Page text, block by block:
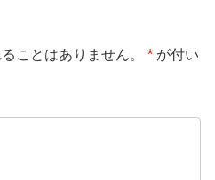
ことはありません。 * が付い